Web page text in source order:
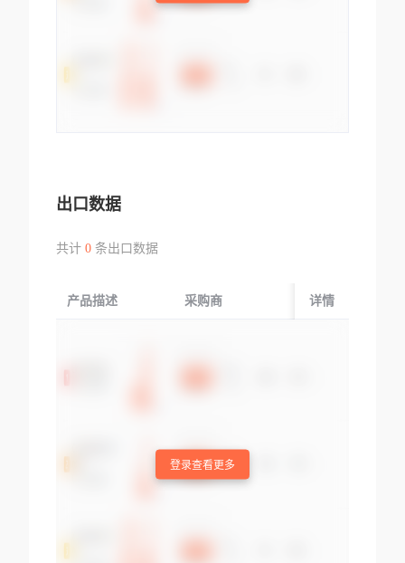
出口数据
共计 0条出口数据
产品描述 采购商 起运国/地区
详情
登录查看更多